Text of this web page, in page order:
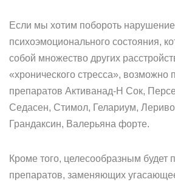
Если мы хотим побороть нарушение
психоэмоционального состояния,
собой множество других
«хронического стресса», возможно
препаратов Активанад-Н Сок,
Седасен, Стимол, Гелариум,
Грандаксин, Валерьяна форте.
Кроме того, целесообразным будет
препаратов, заменяющих